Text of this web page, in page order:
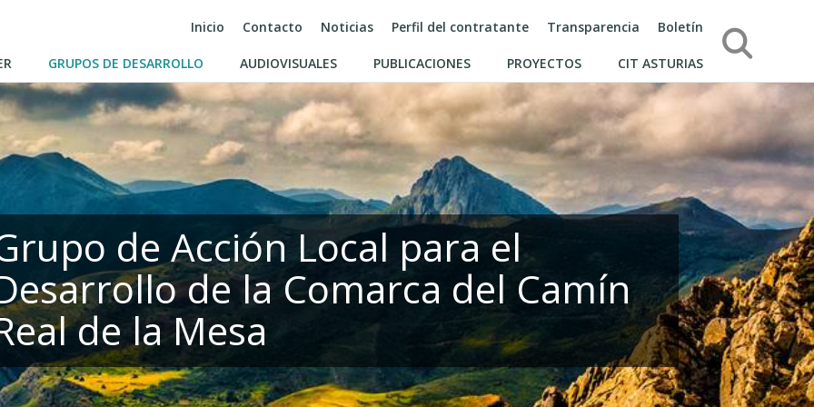
Inicio Contacto Noticias Perfil del contratante Transparencia Boletín
GRUPOS DE DESARROLLO AUDIOVISUALES PUBLICACIONES PROYECTOS CIT ASTURIAS
Búsqueda
de Acción Local para el
de la Comarca del Camín
de la Mesa